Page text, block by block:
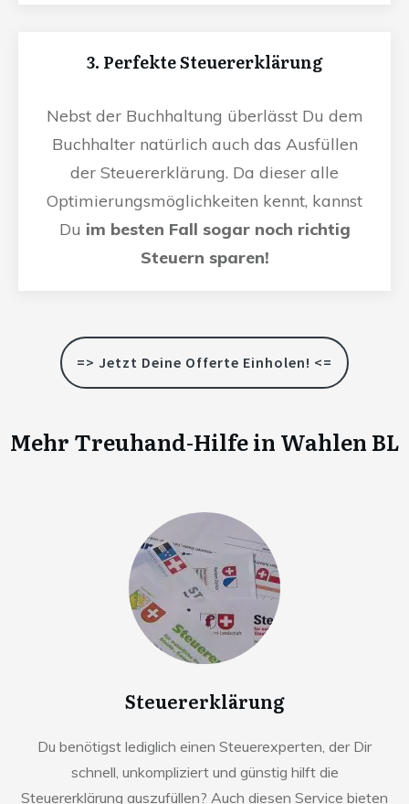
3. Perfekte Steuererklärung
Nebst der Buchhaltung überlässt Du dem
Buchhalter natürlich auch das Ausfüllen
der Steuererklärung. Da dieser alle
Optimierungsmöglichkeiten kennt, kannst
Du im besten Fall sogar noch richtig
Steuern sparen!
=> Jetzt Deine Offerte Einholen! <=
Mehr Treuhand-Hilfe in Wahlen BL
Steuererklärung
Du benötigst lediglich einen Steuerexperten, der Dir
schnell, unkompliziert und günstig hilft die
Steuererklärung auszufüllen? Auch diesen Service bieten